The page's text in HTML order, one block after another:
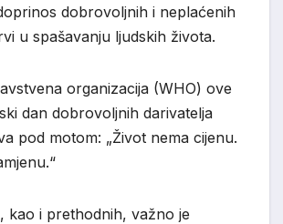
dobrovoljnih i neplaćenih
u spašavanju ljudskih života.
organizacija (WHO) ove
dan dobrovoljnih darivatelja
pod motom: „Život nema cijenu.
kao i prethodnih, važno je